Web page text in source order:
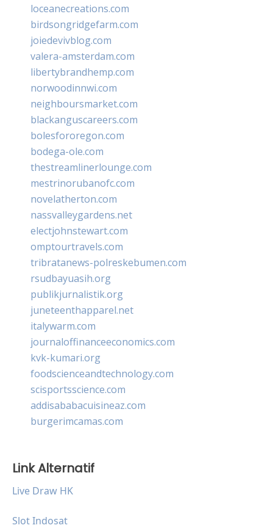
loceanecreations.com
birdsongridgefarm.com
joiedevivblog.com
valera-amsterdam.com
libertybrandhemp.com
norwoodinnwi.com
neighboursmarket.com
blackanguscareers.com
bolesfororegon.com
bodega-ole.com
thestreamlinerlounge.com
mestrinorubanofc.com
novelatherton.com
nassvalleygardens.net
electjohnstewart.com
omptourtravels.com
tribratanews-polreskebumen.com
rsudbayuasih.org
publikjurnalistik.org
juneteenthapparel.net
italywarm.com
journaloffinanceeconomics.com
kvk-kumari.org
foodscienceandtechnology.com
scisportsscience.com
addisababacuisineaz.com
burgerimcamas.com
Link Alternatif
Live Draw HK
Slot Indosat